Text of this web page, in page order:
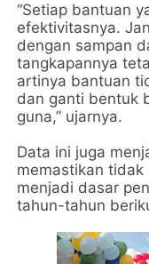
“Setiap bantuan
efektivitasnya.
dengan sampan
tangkapannya
artinya bantuan
dan ganti bentuk
guna,” ujarnya.
Data ini juga
memastikan
menjadi dasar
tahun-tahun